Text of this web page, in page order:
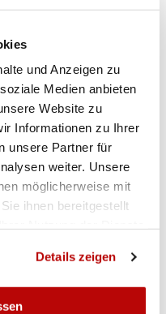
und Anzeigen zu
Medien anbieten
Website zu
Informationen zu Ihrer
unsere Partner für
weiter. Unsere
möglicherweise mit
ihnen bereitgestellt
Details zeigen